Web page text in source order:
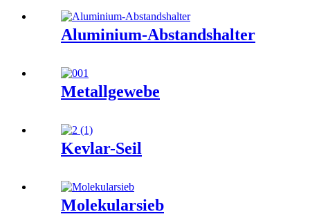
Aluminium-Abstandshalter
Metallgewebe
Kevlar-Seil
Molekularsieb